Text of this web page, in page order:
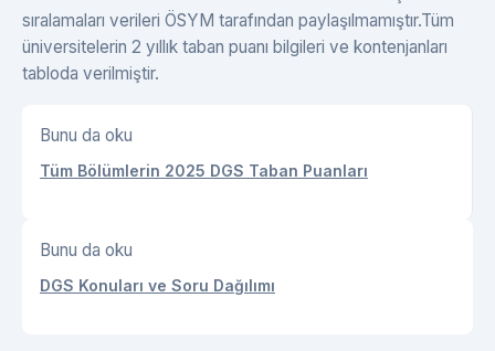
sıralamaları verileri ÖSYM tarafından paylaşılmamıştır.Tüm
üniversitelerin 2 yıllık taban puanı bilgileri ve kontenjanları
tabloda verilmiştir.
Bunu da oku
Tüm Bölümlerin 2025 DGS Taban Puanları
Bunu da oku
DGS Konuları ve Soru Dağılımı